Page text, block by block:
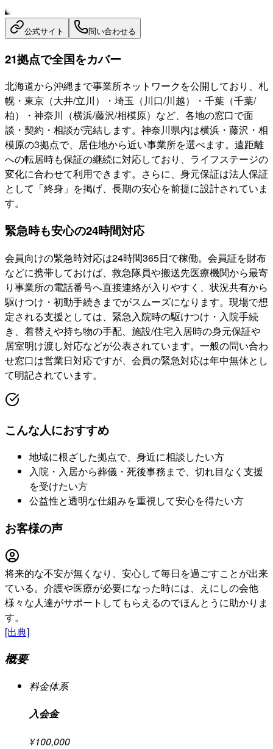
公式サイト 問い合わせる
21拠点で全国をカバー
北海道から沖縄まで事業所ネットワークを公開しており、札
幌・東京（大井/立川）・埼玉（川口/川越）・千葉（千葉/
柏）・神奈川（横浜/藤沢/相模原）など、各地の窓口で面
談・契約・相談が完結します。神奈川県内は横浜・藤沢・相
模原の3拠点で、居住地から近い事業所を選べます。遠距離
への転居時も保証の継続に対応しており、ライフステージの
変化に合わせて利用できます。さらに、身元保証は法人保証
として「終身」を掲げ、長期の安心を前提に設計されていま
す。
緊急時も安心の24時間対応
会員向けの緊急時対応は24時間365日で稼働。会員証を財布
などに携帯しておけば、救急隊員や搬送先医療機関から最寄
り事業所の電話番号へ直接連絡が入りやすく、状況共有から
駆けつけ・初動手続きまでがスムーズになります。現場で想
定される支援としては、緊急入院時の駆けつけ・入院手続
き、着替えや持ち物の手配、施設/住宅入居時の身元保証や
居室明け渡し対応などが公表されています。一般の問い合わ
せ窓口は営業日対応ですが、会員の緊急対応は年中無休とし
て明記されています。
こんな人におすすめ
地域に根ざした拠点で、身近に相談したい方
入院・入居から葬儀・死後事務まで、切れ目なく支援
を受けたい方
公益性と透明な仕組みを重視して安心を得たい方
お客様の声
将来的な不安が無くなり、安心して毎日を過ごすことが出来
ている。介護や医療が必要になった時には、えにしの会他
様々な人達がサポートしてもらえるのでほんとうに助かりま
す。
[出典]
概要
料金体系
入会金
¥100,000